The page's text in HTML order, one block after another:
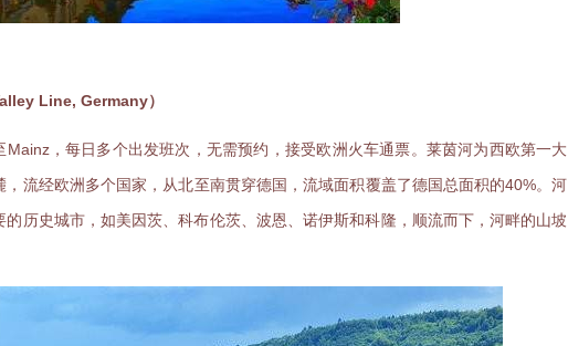
Line, Germany）
，每日多个出发班次，无需预约，接受欧洲火车通票。莱茵河为西欧第一大
流经欧洲多个国家，从北至南贯穿德国，流域面积覆盖了德国总面积的40%。河
历史城市，如美因茨、科布伦茨、波恩、诺伊斯和科隆，顺流而下，河畔的山坡